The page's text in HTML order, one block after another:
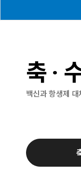
축 ·
백신과 항생제